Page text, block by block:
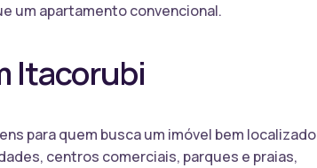
um apartamento convencional.
Itacorubi
para quem busca um imóvel bem localizado
centros comerciais, parques e praias,